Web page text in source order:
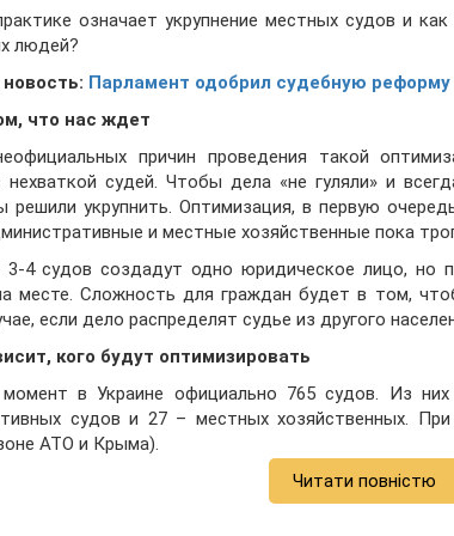
означает укрупнение местных судов и
людей?
Парламент одобрил судебную реформу
что нас ждет
причин проведения такой
судей. Чтобы дела «не гуляли» и
решили укрупнить. Оптимизация, в первую
и местные хозяйственные пока
3-4 судов создадут одно юридическое лицо, но
месте. Сложность для граждан будет в том,
если дело распределят судье из другого
кого будут оптимизировать
в Украине официально 765 судов. Из
судов и 27 – местных хозяйственных.
АТО и Крыма).
Читати повністю